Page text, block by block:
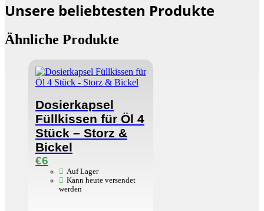
Unsere beliebtesten Produkte
Ähnliche Produkte
Dosierkapsel
Füllkissen für Öl 4
Stück – Storz &
Bickel
€6
Auf Lager
Kann heute versendet
werden